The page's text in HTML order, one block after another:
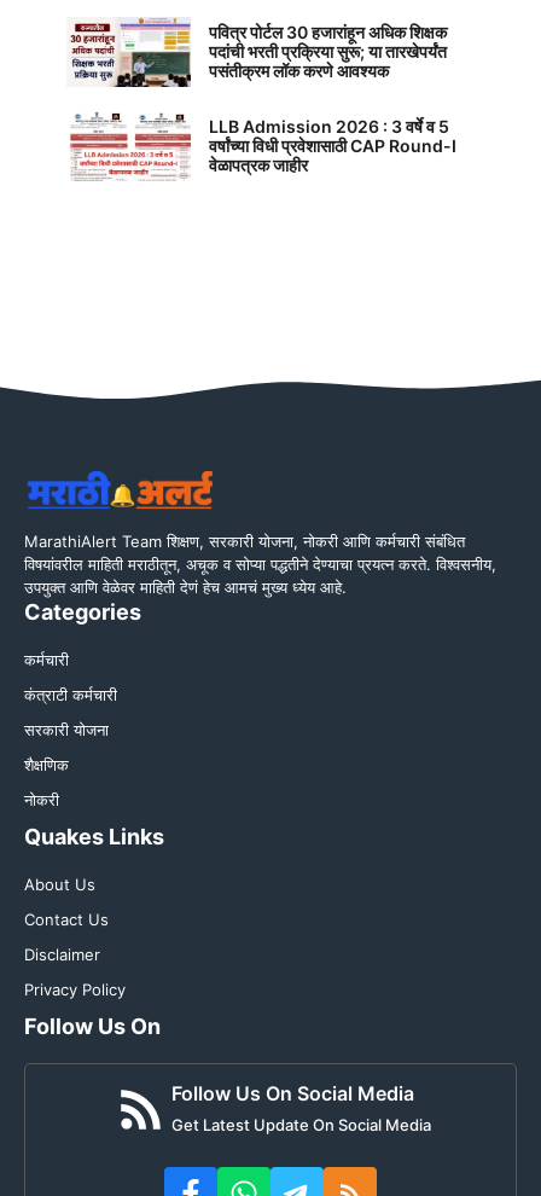
पवित्र पोर्टल 30 हजारांहून अधिक शिक्षक
पदांची भरती प्रक्रिया सुरू; या तारखेपर्यंत
पसंतीक्रम लॉक करणे आवश्यक
LLB Admission 2026 : 3 वर्षे व 5
वर्षांच्या विधी प्रवेशासाठी CAP Round-I
वेळापत्रक जाहीर
MarathiAlert Team शिक्षण, सरकारी योजना, नोकरी आणि कर्मचारी संबंधित
विषयांवरील माहिती मराठीतून, अचूक व सोप्या पद्धतीने देण्याचा प्रयत्न करते. विश्वसनीय,
उपयुक्त आणि वेळेवर माहिती देणं हेच आमचं मुख्य ध्येय आहे.
Categories
कर्मचारी
कंत्राटी कर्मचारी
सरकारी योजना
शैक्षणिक
नोकरी
Quakes Links
About Us
Contact Us
Disclaimer
Privacy Policy
Follow Us On
Follow Us On Social Media
Get Latest Update On Social Media